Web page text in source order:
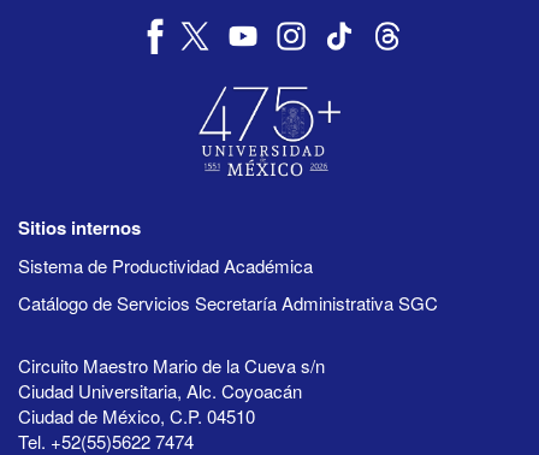
Sitios internos
Sistema de Productividad Académica
Catálogo de Servicios Secretaría Administrativa SGC
Circuito Maestro Mario de la Cueva s/n
Ciudad Universitaria, Alc. Coyoacán
Ciudad de México, C.P. 04510
Tel. +52(55)5622 7474